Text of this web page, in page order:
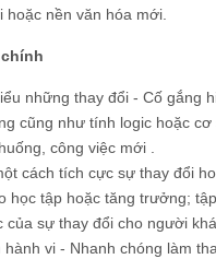
hoặc nền văn hóa mới.
những thay đổi - Cố gắng
cũng như tính logic hoặc
công việc mới .
cách tích cực sự thay đổi
học tập hoặc tăng trưởng;
của sự thay đổi cho người
vi - Nhanh chóng làm